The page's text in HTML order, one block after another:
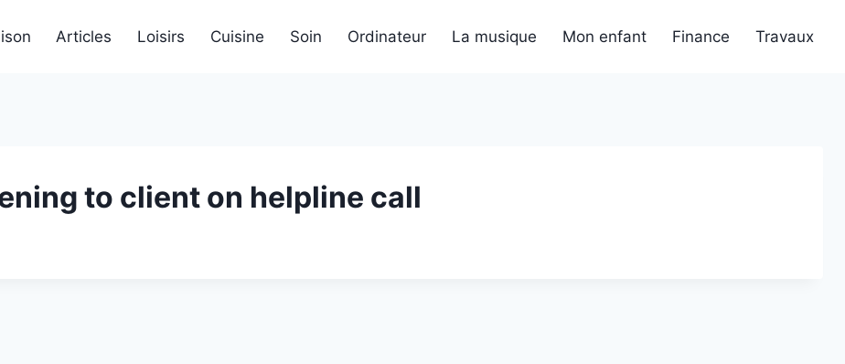
Articles Loisirs Cuisine Soin Ordinateur La musique Mon enfant Finance Travaux
to client on helpline call